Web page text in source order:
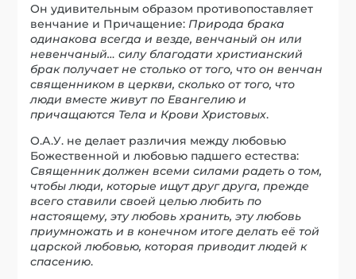
Он удивительным образом противопоставляет
венчание и Причащение: Природа брака
одинакова всегда и везде, венчаный он или
невенчаный… силу благодати христианский
брак получает не столько от того, что он венчан
священником в церкви, сколько от того, что
люди вместе живут по Евангелию и
причащаются Тела и Крови Христовых.
О.А.У. не делает различия между любовью
Божественной и любовью падшего естества:
Священник должен всеми силами радеть о том,
чтобы люди, которые ищут друг друга, прежде
всего ставили своей целью любить по
настоящему, эту любовь хранить, эту любовь
приумножать и в конечном итоге делать её той
царской любовью, которая приводит людей к
спасению.